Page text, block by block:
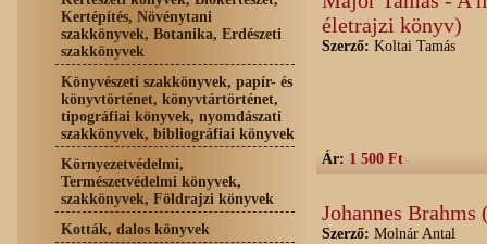
Kertépítés, Növénytani
szakkönyvek, Botanika, Erdészeti
szakkönyvek
Könyvészeti szakkönyvek, papír- és
könyvtörténet, könyvtártörténet,
tipográfiai könyvek, nyomdászati
szakkönyvek, bibliográfiai könyvek
Környezetvédelmi,
Természetvédelmi könyvek,
szakkönyvek, Földrajzi könyvek
Kották, dalos könyvek
életrajzi könyv)
Szerző: Koltai Tamás
Ár: 1 500 Ft
Johannes
Szerző: Molnár Antal